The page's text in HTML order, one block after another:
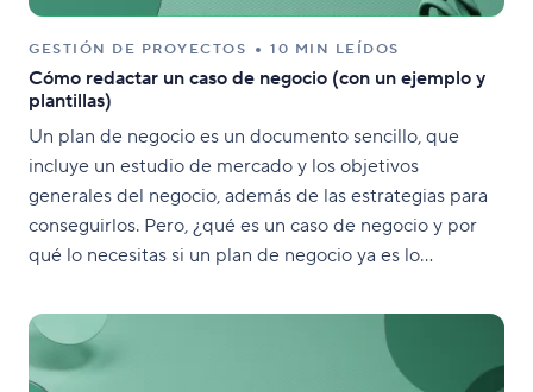
GESTIÓN DE PROYECTOS 10 MIN LEÍDOS
Cómo redactar un caso de negocio (con un ejemplo y
plantillas)
Un plan de negocio es un documento sencillo, que
incluye un estudio de mercado y los objetivos
generales del negocio, además de las estrategias para
conseguirlos. Pero, ¿qué es un caso de negocio y por
qué lo necesitas si un plan de negocio ya es lo
más a fondo un problema específico y